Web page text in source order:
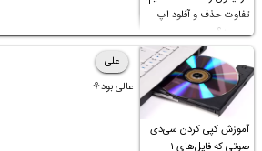
تفاوت حذف و آفلود اپ
چیست؟
آموزش کپی کردن سی‌دی
صوتی که فایل‌های ۱
علی
عالی بود⚘